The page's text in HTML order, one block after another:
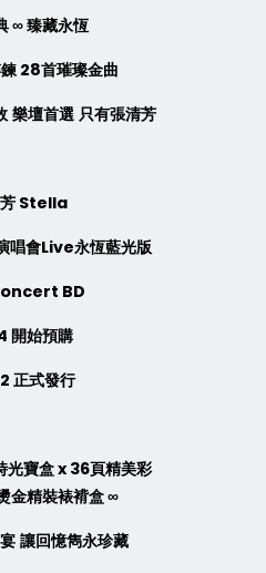
∞臻藏永恆
28首璀璨金曲
樂壇首選 只有張清芳
Stella
唱會Live永恆藍光版
BD
開始預購
正式發行
光寶盒x 36頁精美彩
金精裝裱褙盒∞
讓回憶雋永珍藏